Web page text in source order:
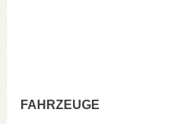
FAHRZEUGE